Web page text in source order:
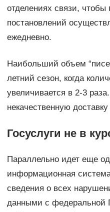
отделениях связи, чтобы
постановлений
ежедневно.
Наибольший объем
летний сезон, когда
увеличивается в 2-3
некачественную
Госуслуги не в
Параллельно идет еще
информационная
сведения о всех
данными с федеральной